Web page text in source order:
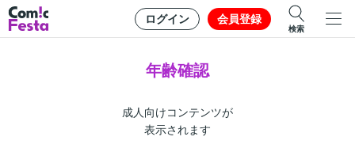
ログイン 会員登録
検索
年齢確認
成人向けコンテンツが
表示されます